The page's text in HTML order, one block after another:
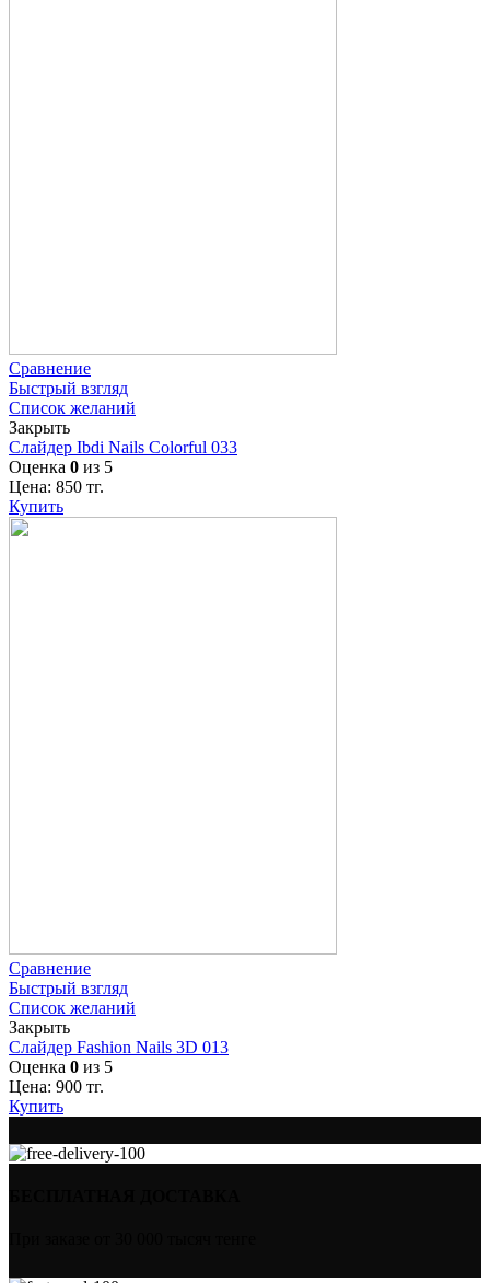
Сравнение
Быстрый взгляд
Список желаний
Закрыть
Слайдер Ibdi Nails Colorful 033
Оценка 0 из 5
Цена: 850 тг.
Купить
Сравнение
Быстрый взгляд
Список желаний
Закрыть
Слайдер Fashion Nails 3D 013
Оценка 0 из 5
Цена: 900 тг.
Купить